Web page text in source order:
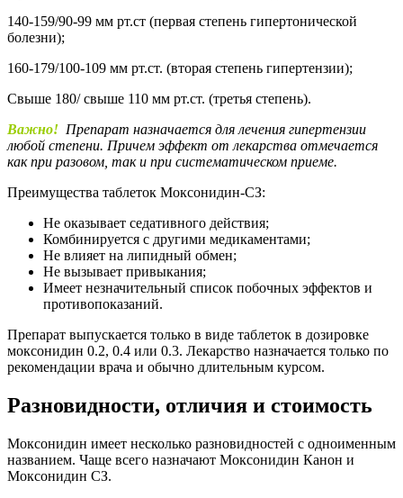
140-159/90-99 мм рт.ст (первая степень гипертонической
болезни);
160-179/100-109 мм рт.ст. (вторая степень гипертензии);
Свыше 180/ свыше 110 мм рт.ст. (третья степень).
Важно! Препарат назначается для лечения гипертензии
любой степени. Причем эффект от лекарства отмечается
как при разовом, так и при систематическом приеме.
Преимущества таблеток Моксонидин-СЗ:
Не оказывает седативного действия;
Комбинируется с другими медикаментами;
Не влияет на липидный обмен;
Не вызывает привыкания;
Имеет незначительный список побочных эффектов и
противопоказаний.
Препарат выпускается только в виде таблеток в дозировке
моксонидин 0.2, 0.4 или 0.3. Лекарство назначается только по
рекомендации врача и обычно длительным курсом.
Разновидности, отличия и стоимость
Моксонидин имеет несколько разновидностей с одноименным
названием. Чаще всего назначают Моксонидин Канон и
Моксонидин СЗ.